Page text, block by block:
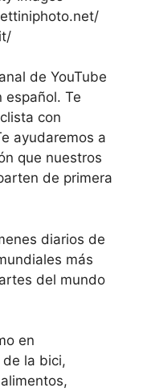
de YouTube
español. Te
con
ayudaremos a
que nuestros
de primera
diarios de
más
del mundo
en
la bici,